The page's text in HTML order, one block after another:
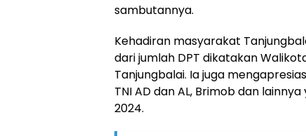
sambutannya.
Kehadiran masyarakat
dari jumlah DPT dikatakan
Tanjungbalai. Ia juga
TNI AD dan AL, Brimob dan
2024.